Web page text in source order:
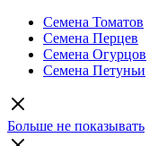
Семена Томатов
Семена Перцев
Семена Огурцов
Семена Петуньи
Больше не показывать